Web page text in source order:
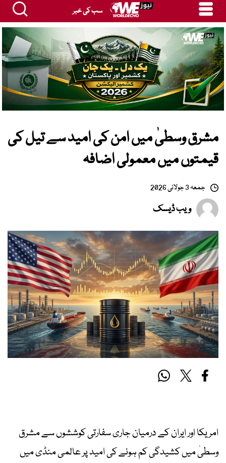
سب کی خبر
مشرق وسطیٰ میں امن کی امید سے تیل کی
قیمتوں میں معمولی اضافہ
جمعہ 3 جولائی 2026
ویب ڈیسک
امریکا اور ایران کے درمیان جاری سفارتی کوششوں سے مشرق
وسطیٰ میں کشیدگی کم ہونے کی امید پر عالمی منڈی میں